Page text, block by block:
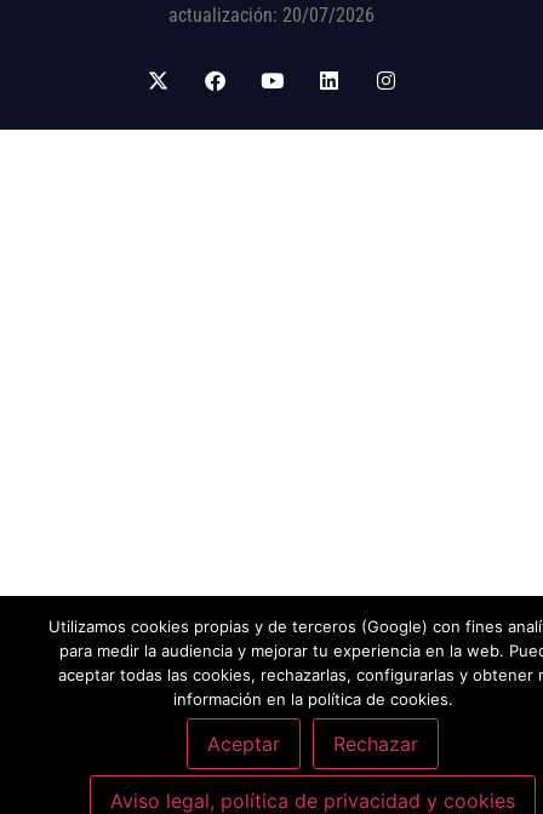
actualización: 20/07/2026
Utilizamos cookies propias y de terceros (Google) con fines
para medir la audiencia y mejorar tu experiencia en la web.
aceptar todas las cookies, rechazarlas, configurarlas y obtener
información en la política de cookies.
Aceptar Rechazar
Aviso legal, política de privacidad y cookies